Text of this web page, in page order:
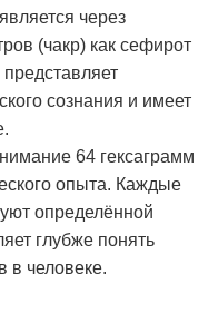
через
(чакр) как сефирот
сознания и имеет
64 гексаграмм
опыта. Каждые
определённой
глубже понять
в человеке.